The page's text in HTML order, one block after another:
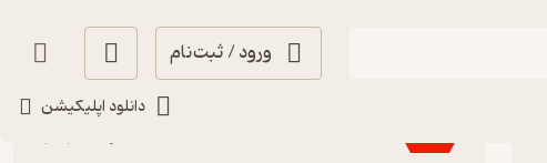
ورود / ثبت‌نام
دانلود اپلیکیشن
آموزنده 🦉 2
٪50
47,750